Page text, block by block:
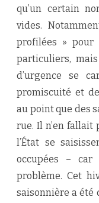
qu’un certain
vides.
profilées » pour
particuliers,
d’urgence se
promiscuité et
au point que des
rue. Il n’en fallait
l’État se
occupées – car
problème. Cet
saisonnière a été